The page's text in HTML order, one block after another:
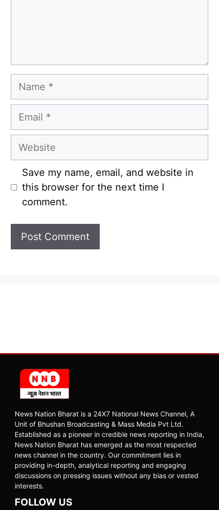
Name
Email
Website
Save my name, email, and website in
this browser for the next time I
comment.
News Nation Bharat is a 24X7 National News Channel, A
Unit of Bhushan Broadcasting & Mass Media Pvt Ltd.
Established as a pioneer in credible news reporting in India,
News Nation Bharat has emerged as the most respected
news channel in the country. Our commitment lies in
providing in-depth, analytical reporting and engaging
discussions on pressing issues without any bias or vested
interests.
FOLLOW US